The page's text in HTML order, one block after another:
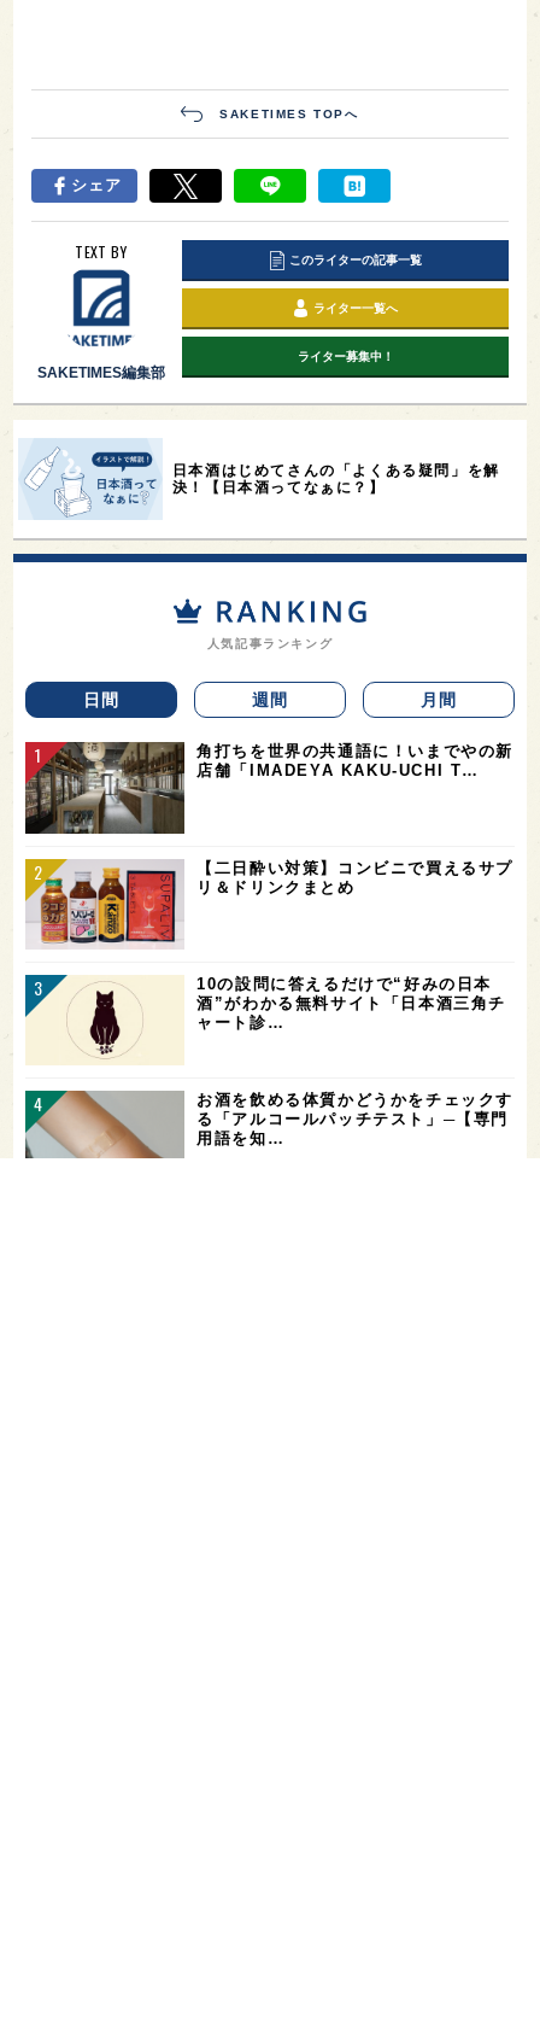
SAKETIMES TOPへ
シェア
TEXT BY
SAKETIMES編集部
このライターの記事一覧
ライター一覧へ
ライター募集中！
日本酒はじめてさんの「よくある疑問」を解
決！【日本酒ってなぁに？】
人気記事ランキング
日間 週間 月間
角打ちを世界の共通語に！いまでやの新
店舗「IMADEYA KAKU-UCHI T…
【二日酔い対策】コンビニで買えるサプ
リ＆ドリンクまとめ
10の設問に答えるだけで“好みの日本
酒”がわかる無料サイト「日本酒三角チ
ャート診…
お酒を飲める体質かどうかをチェックす
る「アルコールパッチテスト」─【専門
用語を知…